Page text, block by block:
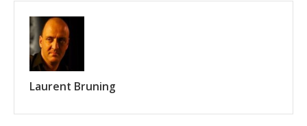
Laurent Bruning